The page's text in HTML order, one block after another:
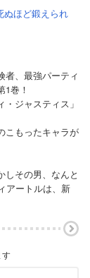
ぬほど鍛えられ
者、最強パーティ
巻！
ジャスティス」
こもったキャラが
しその男、なんと
アートルは、新
す